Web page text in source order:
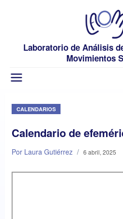
Laboratorio de Análisis
Movimientos
CALENDARIOS
Calendario de
Por Laura Gutiérrez / 6 abril, 2025